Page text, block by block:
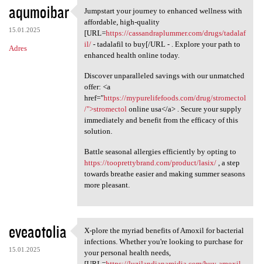
aqumoibar
15.01.2025
Adres
Jumpstart your journey to
Jumpstart your journey to enhanced wellness with
affordable, high-quality
[URL=https://cassandraplummer.com/drugs/tadalaf
il/- tadalafil to buy[/URL - . Explore your path to
enhanced health online today.
Discover unparalleled savings with our unmatched
offer: <a
href="https://mypurelifefoods.com/drug/stromectol
/">stromectolonline usa</a> . Secure your supply
immediately and benefit from the efficacy of this
solution.
Battle seasonal allergies efficiently by opting to
https://tooprettybrand.com/product/lasix/, a step
towards breathe easier and making summer seasons
more pleasant.
eveaotolia
15.01.2025
X-plore the myriad benefits
X-plore the myriad benefits of Amoxil for bacterial
infections. Whether you're looking to purchase for
your personal health needs,